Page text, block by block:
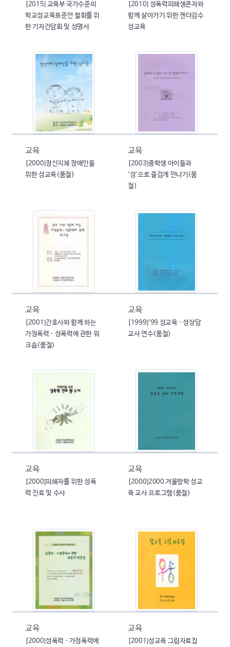
[2015] 교육부 국가수준의
학교성교육표준안 철회를 위
한 기자간담회 및 성명서
[2010] 성폭력피해생존자와
함께 살아가기 위한 젠더감수
성교육
교육
[2000]정신지체 장애인을
위한 성교육(품절)
교육
[2003]중학생 아이들과
'성'으로 즐겁게 만나기(품
절)
교육
[2001]간호사와 함께 하는
가정폭력 · 성폭력에 관한 워
크숍(품절)
교육
[1999]'99 성교육 · 성상담
교사 연수(품절)
교육
[2000]피해자를 위한 성폭
력 진료 및 수사
교육
[2000]2000 겨울방학 성교
육 교사 프로그램(품절)
교육
[2000]성폭력 · 가정폭력에
교육
[2001]성교육 그림자료집